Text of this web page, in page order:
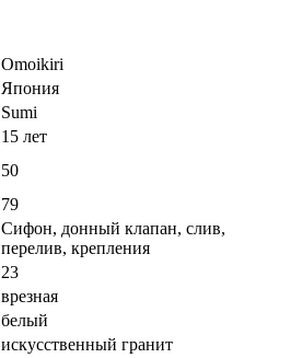
Omoikiri
Япония
Sumi
15 лет
50
79
Сифон, донный клапан, слив,
перелив, крепления
23
врезная
белый
искусственный гранит